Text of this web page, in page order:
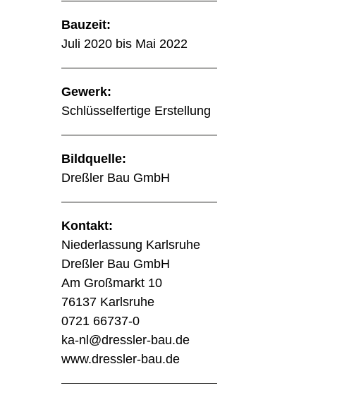
Bauzeit:
Juli 2020 bis Mai 2022
Gewerk:
Schlüsselfertige Erstellung
Bildquelle:
Dreßler Bau GmbH
Kontakt:
Niederlassung Karlsruhe
Dreßler Bau GmbH
Am Großmarkt 10
76137 Karlsruhe
0721 66737-0
ka-nl@dressler-bau.de
www.dressler-bau.de